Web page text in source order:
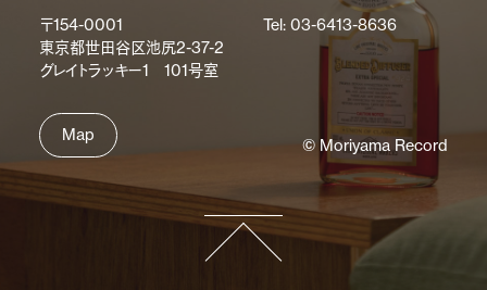
〒154-0001
東京都世田谷区池尻2-37-2
グレイトラッキー1 101号室
Map
Tel: 03-6413-8636
© Moriyama Record